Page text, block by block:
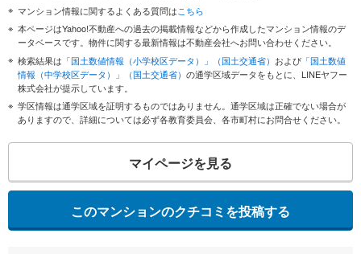
マンション情報に関するよくある質問はこちら
本ページはYahoo!不動産への過去の掲載情報などから作成したマンション情報のデ
ータベースです。物件に関する最新情報は不動産会社へお問い合わせください。
検索結果は 「国土数値情報（小学校区データ）」（国土交通省） および 「国土数値
情報（中学校区データ）」（国土交通省） の通学区域データをもとに、LINEヤフー
株式会社が提示しています。
学区情報は通学区域を証明するものではありません。通学区域は正確でない場合が
ありますので、詳細については必ず各教育委員会、各市町村にお問合せください。
マイページを見る
このマンションのクチコミを投稿する